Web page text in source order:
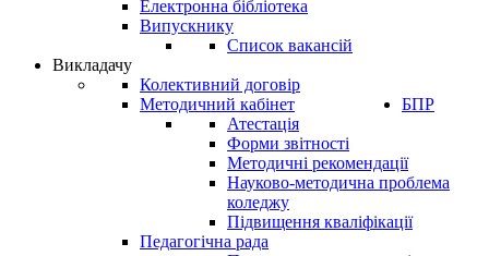
Електронна бібліотека
Випускнику
Список вакансій
Викладачу
Колективний договір
Методичний кабінет
Атестація
Форми звітності
Методичні рекомендації
Науково-методична проблема
коледжу
Підвищення кваліфікації
Педагогічна рада
БПР